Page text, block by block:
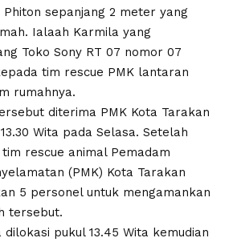
sepanjang 2 meter yang
Ialaah Karmila yang
Toko Sony RT 07 nomor 07
tim rescue PMK lantaran
rumahnya.
diterima PMK Kota Tarakan
Wita pada Selasa. Setelah
rescue animal Pemadam
(PMK) Kota Tarakan
5 personel untuk mengamankan
tersebut.
pukul 13.45 Wita kemudian